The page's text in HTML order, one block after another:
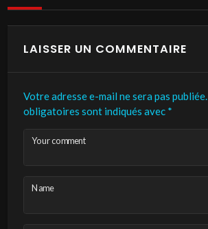
LAISSER UN COMMENTAIRE
Votre adresse e-mail ne sera pas publiée.
obligatoires sont indiqués avec *
Your comment
Name